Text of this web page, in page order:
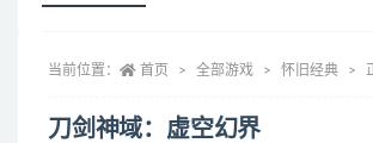
当前位置： 首页 全部游戏 怀旧经典
刀剑神域：虚空幻界